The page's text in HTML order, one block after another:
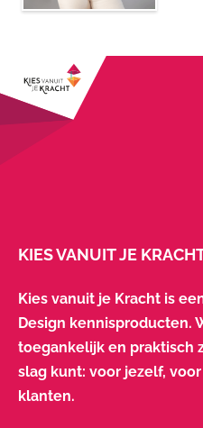
KIES VANUIT JE
Kies vanuit je Kracht is
Design kennisproducten.
toegankelijk en praktisch
slag kunt: voor jezelf,
klanten.